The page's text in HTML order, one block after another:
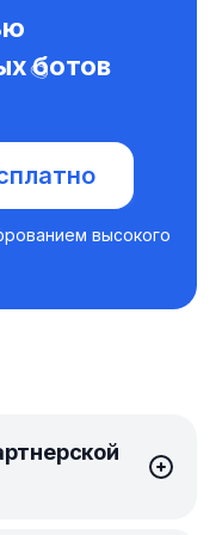
ботов
высокого